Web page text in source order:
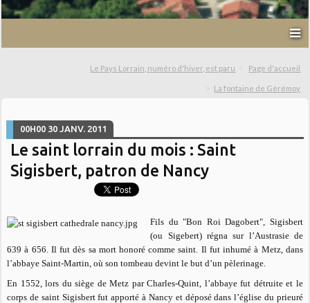
Le Pays Lorrain, numéro d'hiver, est paru Page d'accueil
La fontaine de Gérémoy
00H00 30 JANV. 2011
Le saint lorrain du mois : Saint
Sigisbert, patron de Nancy
Fils du "Bon Roi Dagobert", Sigisbert
(ou Sigebert) régna sur l’Austrasie de
639 à 656. Il fut dès sa mort honoré comme saint. Il fut inhumé à Metz, dans
l’abbaye Saint-Martin, où son tombeau devint le but d’un pèlerinage.
En 1552, lors du siège de Metz par Charles-Quint, l’abbaye fut détruite et le
corps de saint Sigisbert fut apporté à Nancy et déposé dans l’église du prieuré